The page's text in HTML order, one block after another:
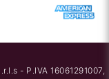
- P.IVA 16061291007,